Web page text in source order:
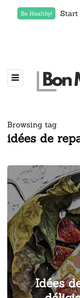
Be Healthy!
Start
Browsing tag
idées de
Idées